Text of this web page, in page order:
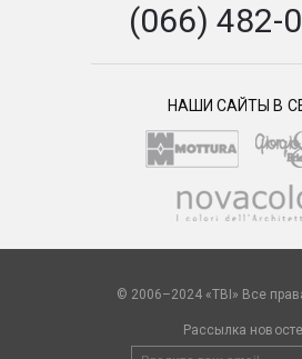
(066) 482-
НАШИ САЙТЫ В
© 2006–2024 «TBI» Все
Рассылка